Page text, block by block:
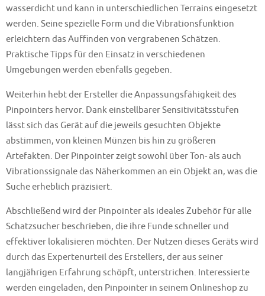
wasserdicht und kann in unterschiedlichen Terrains eingesetzt
werden. Seine spezielle Form und die Vibrationsfunktion
erleichtern das Auffinden von vergrabenen Schätzen.
Praktische Tipps für den Einsatz in verschiedenen
Umgebungen werden ebenfalls gegeben.
Weiterhin hebt der Ersteller die Anpassungsfähigkeit des
Pinpointers hervor. Dank einstellbarer Sensitivitätsstufen
lässt sich das Gerät auf die jeweils gesuchten Objekte
abstimmen, von kleinen Münzen bis hin zu größeren
Artefakten. Der Pinpointer zeigt sowohl über Ton- als auch
Vibrationssignale das Näherkommen an ein Objekt an, was die
Suche erheblich präzisiert.
Abschließend wird der Pinpointer als ideales Zubehör für alle
Schatzsucher beschrieben, die ihre Funde schneller und
effektiver lokalisieren möchten. Der Nutzen dieses Geräts wird
durch das Expertenurteil des Erstellers, der aus seiner
langjährigen Erfahrung schöpft, unterstrichen. Interessierte
werden eingeladen, den Pinpointer in seinem Onlineshop zu